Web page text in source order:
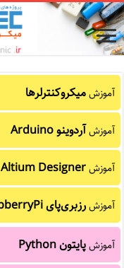
آموزشمیکروکنترلرها
آموزشآردوینو Arduino
آموزشAltium Designer
آموزشرزبری‌پای RaspberryPi
آموزشپایتون Python